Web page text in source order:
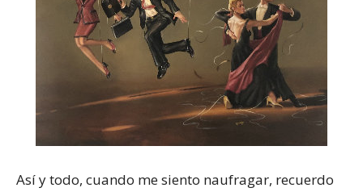
Así y todo, cuando me siento naufragar, recuerdo